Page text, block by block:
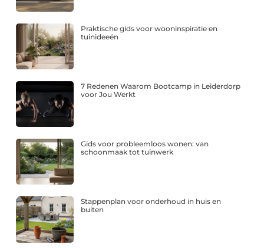
Praktische gids voor wooninspiratie en
tuinideeën
7 Redenen Waarom Bootcamp in Leiderdorp
voor Jou Werkt
Gids voor probleemloos wonen: van
schoonmaak tot tuinwerk
Stappenplan voor onderhoud in huis en
buiten